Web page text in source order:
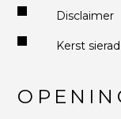
Disclaimer
Kerst